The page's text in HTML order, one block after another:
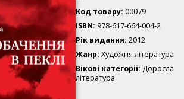
Код товару: 00079
ISBN: 978-617-664-004-2
Рік видання: 2012
Жанр: Художня література
Вікові категорії: Доросла
література